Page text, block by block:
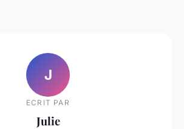
J
ECRIT PAR
Julie